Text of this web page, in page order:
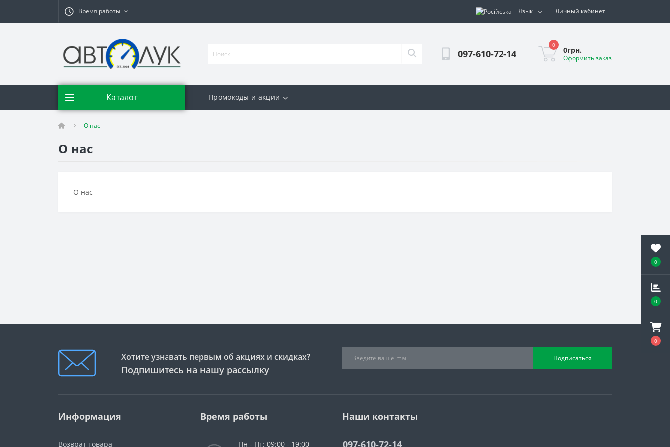
0
0
0
Время работы Язык Личный кабинет
097-610-72-14
0
0грн.
Оформить заказ
Каталог Промокоды и акции
О нас
О нас
О нас
Хотите узнавать первым об акциях и скидках?
Подпишитесь на нашу рассылку
Подписаться
Информация
Возврат товара
Время работы
Пн - Пт: 09:00 - 19:00
Наши контакты
097-610-72-14